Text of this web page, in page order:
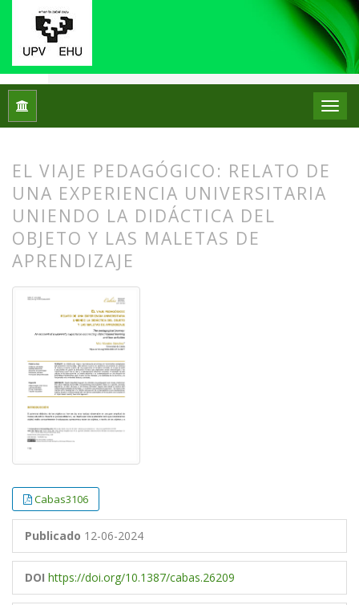
Inicio Núm. 31 (2024): Monográfico: Didáctica
EL VIAJE PEDAGÓGICO: RELATO DE
UNA EXPERIENCIA UNIVERSITARIA
UNIENDO LA DIDÁCTICA DEL
OBJETO Y LAS MALETAS DE
APRENDIZAJE
Cabas3106
Publicado 12-06-2024
DOI https://doi.org/10.1387/cabas.26209